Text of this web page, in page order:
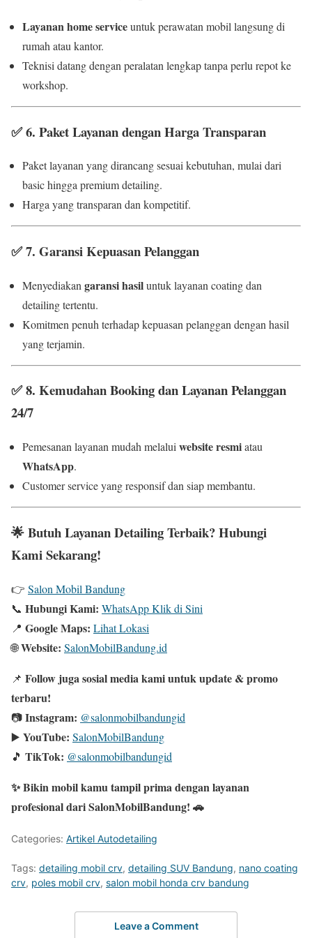
Layanan home serviceuntuk perawatan mobil langsung di
rumah atau kantor.
Teknisi datang dengan peralatan lengkap tanpa perlu repot ke
workshop.
✅6. Paket Layanan dengan Harga Transparan
Paket layanan yang dirancang sesuai kebutuhan, mulai dari
basic hingga premium detailing.
Harga yang transparan dan kompetitif.
✅7. Garansi Kepuasan Pelanggan
Menyediakan garansi hasiluntuk layanan coating dan
detailing tertentu.
Komitmen penuh terhadap kepuasan pelanggan dengan hasil
yang terjamin.
✅8. Kemudahan Booking dan Layanan Pelanggan
24/7
Pemesanan layanan mudah melalui website resmiatau
WhatsApp.
Customer service yang responsif dan siap membantu.
🌟Butuh Layanan Detailing Terbaik? Hubungi
Kami Sekarang!
👉 Salon Mobil Bandung
📞 Hubungi Kami: WhatsApp Klik di Sini
📍 Google Maps: Lihat Lokasi
🌐Website: SalonMobilBandung.id
📌 Follow juga sosial media kami untuk update & promo
terbaru!
📷Instagram: @salonmobilbandungid
▶️ YouTube: SalonMobilBandung
🎵 TikTok: @salonmobilbandungid
✨ Bikin mobil kamu tampil prima dengan layanan
profesional dari SalonMobilBandung! 🚗
Categories: Artikel Autodetailing
Tags: detailing mobil crv, detailing SUV Bandung, nano coating
crv, poles mobil crv, salon mobil honda crv bandung
Leave a Comment